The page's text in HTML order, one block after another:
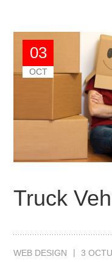
03
OCT
Truck
WEB DESIGN 3